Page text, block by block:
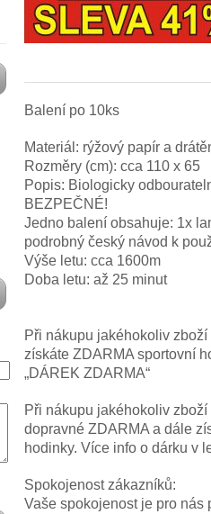
Balení po 10ks
Materiál: rýžový papír a
Rozměry (cm): cca 110 x 65
Popis: Biologicky
BEZPEČNÉ!
Jedno balení obsahuje: 1x
podrobný český návod k
Výše letu: cca 1600m
Doba letu: až 25 minut
Při nákupu jakéhokoliv
získáte ZDARMA sportovní
„DÁREK ZDARMA“
Při nákupu jakéhokoliv
dopravné ZDARMA a dále
hodinky. Více info o dárku v
Spokojenost zákazníků:
Vaše spokojenost je pro nás